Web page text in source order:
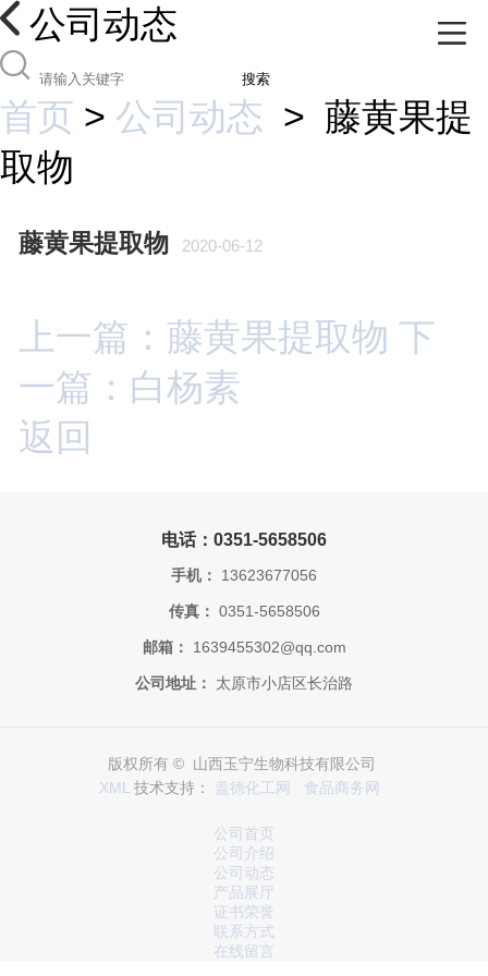
公司动态
搜索
首页 > 公司动态 > 藤黄果提
取物
藤黄果提取物 2020-06-12
上一篇：藤黄果提取物 下
一篇：白杨素
返回
电话：0351-5658506
手机： 13623677056
传真： 0351-5658506
邮箱： 1639455302@qq.com
公司地址： 太原市小店区长治路
版权所有 © 山西玉宁生物科技有限公司
XML 技术支持： 盖德化工网 食品商务网
公司首页
公司介绍
公司动态
产品展厅
证书荣誉
联系方式
在线留言